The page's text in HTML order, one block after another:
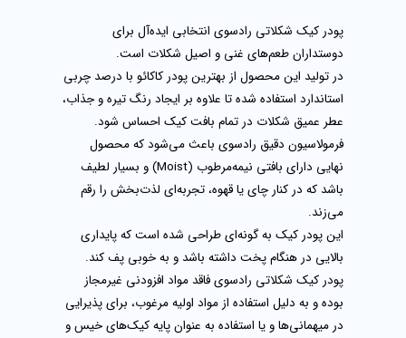
پودر کیک شکلاتی رادسوی انتخابی ایده‌آل برای
دوستداران طعم‌های غنی و اصیل شکلات است.
در تولید این محصول از بهترین پودر کاکائو با درصد چربی
استاندارد استفاده شده تا علاوه بر ایجاد رنگ تیره و جذاب،
عطر عمیق شکلات در تمام بافت کیک احساس شود.
فرمولاسیون دقیق رادسوی باعث می‌شود که محصول
نهایی دارای بافتی نیمه‌مرطوب (Moist) و بسیار لطیف
باشد که در کنار چای یا قهوه، تجربه‌ای لذت‌بخش را رقم
می‌زند.
این پودر کیک به گونه‌ای طراحی شده است که پایداری
بالایی در هنگام پخت داشته باشد و به خوبی پف کند.
پودر کیک شکلاتی رادسوی فاقد مواد افزودنی غیرمجاز
بوده و به دلیل استفاده از مواد اولیه مرغوب، برای پذیرایی
در میهمانی‌ها و یا استفاده به عنوان پایه کیک‌های خیس و